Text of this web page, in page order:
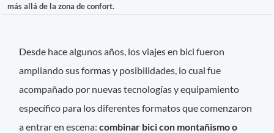
más allá de la zona de confort.
Desde hace algunos años, los viajes en bici fueron
ampliando sus formas y posibilidades, lo cual fue
acompañado por nuevas tecnologías y equipamiento
específico para los diferentes formatos que comenzaron
a entrar en escena:combinar bici con montañismo o